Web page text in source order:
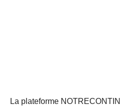
La plateforme